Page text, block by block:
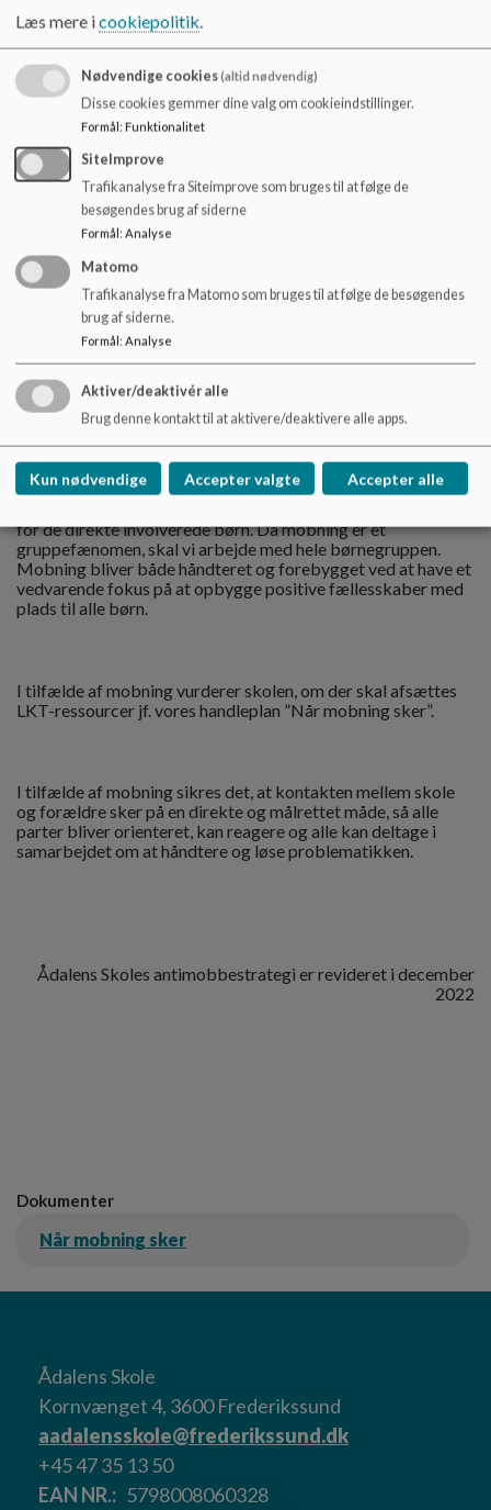
fællesskab for netop at skabe et trygt og godt læringsmiljø
for børnene.
Skolen underviser i konflikthåndtering og god adfærd på alle
klassetrin.
Skolen underviser i netetik og digital dannelse, så børnene
lærer om etisk korrekt adfærd samt sikkerhed online;
herunder på sociale medier. Forældrene har et medansvar for
at opdrage og interessere sig for deres børns digitale adfærd.
Skolen forventer, at forældrene fremstår som rollemodeller
og understøtter en mobbefri skole gennem deres handlinger
og kommunikation med skolen og andre forældre.
Når mobning sker
Det er afgørende, at alle skolens parter ved, hvad de skal
gøre, når mobning opstår.
for de direkte involverede børn. Da mobning er et
gruppefænomen, skal vi arbejde med hele børnegruppen.
Mobning bliver både håndteret og forebygget ved at have et
vedvarende fokus på at opbygge positive fællesskaber med
plads til alle børn.
I tilfælde af mobning vurderer skolen, om der skal afsættes
LKT-ressourcer jf. vores handleplan ”Når mobning sker”.
I tilfælde af mobning sikres det, at kontakten mellem skole
og forældre sker på en direkte og målrettet måde, så alle
parter bliver orienteret, kan reagere og alle kan deltage i
samarbejdet om at håndtere og løse problematikken.
Ådalens Skoles antimobbestrategi er revideret i december
2022
Dokumenter
Når mobning sker
Ådalens Skole
Kornvænget 4, 3600 Frederikssund
aadalensskole@frederikssund.dk
+45 47 35 13 50
EAN NR.
5798008060328
Læs mere icookiepolitik.
Nødvendige cookies(altid nødvendig)
Disse cookies gemmer dine valg om cookieindstillinger.
Formål: Funktionalitet
SiteImprove
Trafikanalyse fra Siteimprove som bruges til at følge de
besøgendes brug af siderne
Formål : Analyse
Matomo
Trafikanalyse fra Matomo som bruges til at følge de besøgendes
brug af siderne.
Formål: Analyse
Aktiver/deaktivér alle
Brug denne kontakt til at aktivere/deaktivere alle apps.
Kun nødvendige Accepter valgte Accepter alle